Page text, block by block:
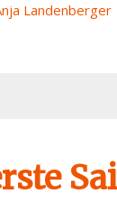
Landenberger